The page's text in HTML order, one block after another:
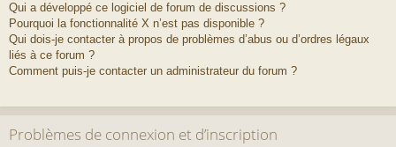
Qui a développé ce logiciel de forum de discussions ?
Pourquoi la fonctionnalité X n’est pas disponible ?
Qui dois-je contacter à propos de problèmes d’abus ou d’ordres légaux
liés à ce forum ?
Comment puis-je contacter un administrateur du forum ?
Problèmes de connexion et d’inscription